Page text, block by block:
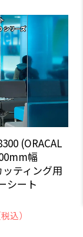
(ORACAL
幅
ティング用
シート
込）